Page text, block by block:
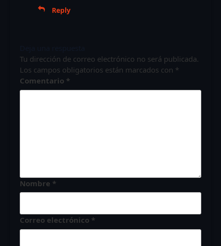
Reply
Tu dirección de correo electrónico no será publicada.
Los campos obligatorios están marcados con *
Comentario *
Nombre *
Correo electrónico *